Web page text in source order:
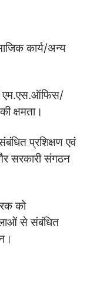
कार्य/अन्‍य
एम.एस.ऑफिस/
क्षमता।
प्रशिक्षण एवं
सरकारी संगठन
को
से संबंधित